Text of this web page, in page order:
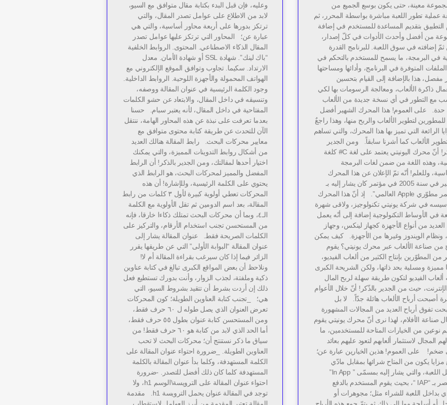
معينة، حتى يكون بوسع الجميع من
عملية تطور اللعبة مباشرة بواسطة المحرر، ثم
التطبيق بتقديم المساعدة للمستخدم في إضافة
من أفضل وأحدث الأدوات في كلّ إصدار،
إضافته في سوق اللعبة. للبرنامج القدرة
في البرمجة، ما يسمح للمستخدم بالتحكم في
المتوفرة في البرنامج، وأدائها ومساحتها
مفصل، هذا بالإضافة إلى القيام بتحسين
ذاكرة الألعاب، ومعالجة الرسومات بها لكي
مع التطور في أي نسخة جديدة من الألعاب
على العموم! هذا المحرك الشهير أفضل
للمطورين لتطوير الألعاب والربح منها، وهذا راجعٌ
الرائعة التي تميز بها هذا المحرك، والتي تساهم
الألعاب كما أشرنا سابقاً. ومن الجدير
بالذّكر! أنّ محرك اليونيتي يعتمد على لغة C# كلغة
وهذه اللغة من ضمن لغات البرمجة
وللعلم! أنّه تمّ الإعلان عن هذا المحرك
الشهير في سنة 2005 في مؤتمر كان يشار إليه بـ
“مؤتمر مطوّري Apple العالمي”. إذ أنّ هذا المحرك
في شركة يونيتي تكنولوجيز، ولاقى شهرة
في الأوساط التكنولوجية إضافة إلى أنّه يعمل
من أنواع الأجهزة كجهاز لينكس، وجهاز
ونظام الويندوز وغيرها من الأجهزة. كيف يمكن
من صناعة الألعاب عبر محرك يونيتي؟ يقوم
من المطوّرين بإنتاج الكثير من ألعاب الفيديو،
مميزة ومسلية بحد ذاتها، ولكن الشريحة الكبرى
ألعاب الفيديو لتكون طريقة سهلة لربح المال
حيث من الجدير بالذّكر! أنّ خلال الأعوام
أصبحت أرباح الألعاب هائلة جدّاً. لا بل
تفوق أرباح العديد من المجالات المشهورة
صناعة الأفلام، لهذا نرى أنّ محرك يونيتي يقوم
نوعين من الخيارات المتاحة للمستخدمين، ما
المجال لاستثمار ألعابهم لتعود عليهم بعائد
ضخم! على العموم! هذين الخيارين عبارة عن؛
يكون من المتاح شرائها بمقابل مادّي
بداخل اللعبة، والتي يشار إليه بمسمّى ” In App”
ويختصر بـ “IAP “، بحيث يقوم المستخدم بالدفع
بداخل اللعبة للشراء مثل؛ مجوهرات أو
وعليه، فإن قبل البدء بكتابة مقال متوافق مع السيو،
لابد من الاطلاع على عوامل تصدر المقال، والتي
ترتكز بدورها على أربعة محاور أساسية، والتي هي
عبارة عن؛ المحاور التي ترتكز عليها عوامل تصدر
المقال الذكاء الاصطناعي. المحتوى. الروابط الخلفية
“باك لينك”. شهادة SSL أو شهادة الأمان. معدل
الارتداد. سكيما. تجاوب وتوافق الموقع الإلكتروني مع
الهواتف المحمولة والأجهزة اللوحية. الروابط الداخلية.
وجود الكلمة الرئيسية في عنوان المقالة ووصفه،
وتنسيقه في داخل المقال، والابتعاد عن حشو الكلمات
المفتاحية في داخل المقال، لأنه يعتبر سبام. حسنا
بعدما تعرفت على نبذة عن هذه المحاور الهامة، ننتقل
الآن للتحدث عن طريقة كتابة محتوى متوافق مع
معايير محركات البحث. رابط المقالة هنالك العديد
من أشكال روابط التدوينات المميزة، والتي يمكنك
اختيار أحدها لمقالتك، ومن الجدير بالذكر! أن الرابط
المفضل والمميز لمحركات البحث، هو الرابط الذي
يحتوي على الكلمة الرئيسية، وللإشارة! أن هذه
المحركات تعطي أولوية كبيرة لأول ٣ كلمات من رابط
المقالة، بعد اسم الدومين ثم تقل الأولوية مع الكلمة
الـ٤، وبما أن محركات البحث تمتلك ذكاءا خارقا، فإنه
من المستحسن تجنب استخدام الأرقام، والتركيز على
الكلمات الصريحة فقط. عنوان المقالة يشار إلى
عنوان المقالة “البوابة الأولى” التي عن طريقها يقرر
الزائر فيما إذا كان سيرغب بقراءة المقالة أم لا!
ونلاحظ أن بعض المواقع الكبرى تبالغ في كتابة عناوين
ذكية وملفتة، لجذب الزوار، وأنت بدورك تستطيع فعل
ذلك إن أردت بشرط أن تتقيد بشروط السيو، التي
هي؛ _تجنب كتابة العناوين الطويلة؛ كون المحركات
تعرض العنوان الذي يصل طوله ل ٦٠ حرف فقط،
ومن المستحسن كتابة عنوان بطول ٥٥ حرف فقط،
أما الحد الذي لابد من كتابة هو ٦٠ حرف فقط! من
سياق ما ذكر نستنتج أن؛ محركات البحث لا تحب
العناوين الطويلة. _ضرورة احتواء عنوان المقالة على
الكلمة المستهدفة، وكلما بدأ عنوان المقالة بالكلمة
المستهدفة كلما كان ذلك أفضل للتصدر. -ضرورة
احتواء عنوان المقالة على الترويسة\الوسم h1، ولا
توجد في المقالة عنوان يحمل الترويسة h1. مقدمة